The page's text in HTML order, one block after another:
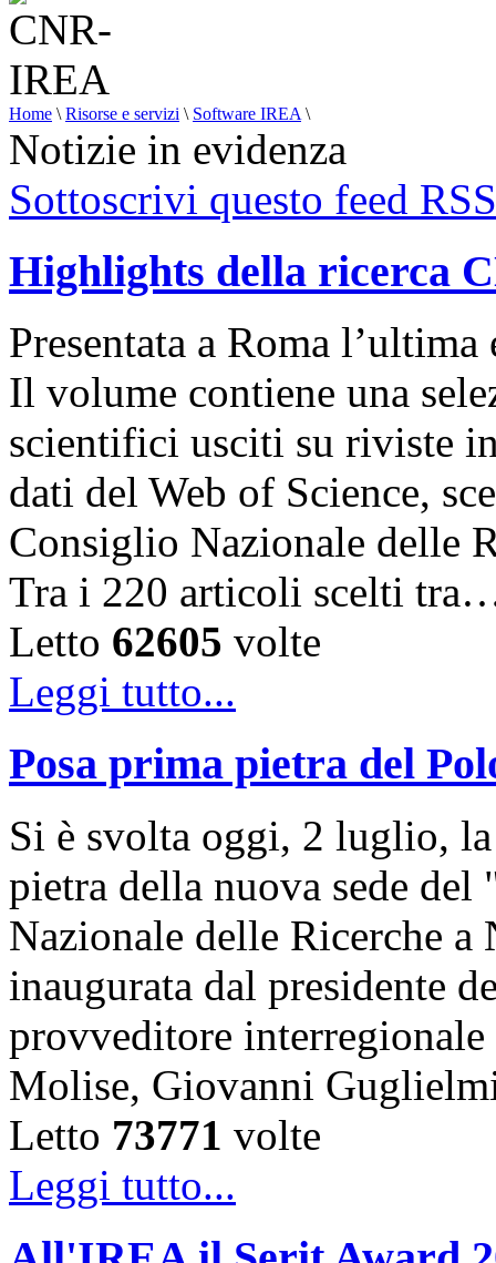
Home \ Risorse e servizi \ Software IREA \
Notizie in evidenza
Sottoscrivi questo feed RSS
Highlights della ricerca
Presentata a Roma
Il volume contiene una
scientifici usciti su riviste
dati del Web of Science,
Consiglio Nazionale delle
Tra i 220 articoli scelti
Letto 62605 volte
Leggi tutto...
Posa prima pietra del
Si è svolta oggi, 2 luglio,
pietra della nuova sede
Nazionale delle Ricerche
inaugurata dal presidente
provveditore
Molise, Giovanni
Letto 73771 volte
Leggi tutto...